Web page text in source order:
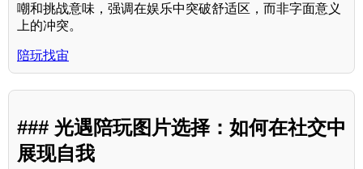
嘲和挑战意味，强调在娱乐中突破舒适区，而非字面意义
上的冲突。
陪玩找宙
### 光遇陪玩图片选择：如何在社交中
展现自我